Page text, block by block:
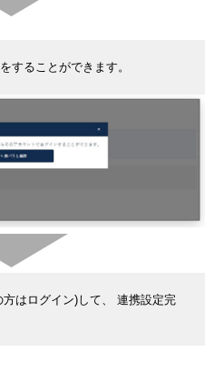
することができます。
はログイン)して、 連携設定完